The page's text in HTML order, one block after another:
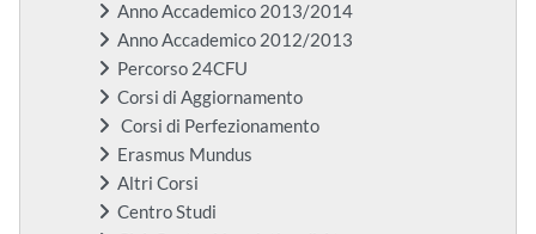
Anno Accademico 2013/2014
Anno Accademico 2012/2013
Percorso 24CFU
Corsi di Aggiornamento
Corsi di Perfezionamento
Erasmus Mundus
Altri Corsi
Centro Studi